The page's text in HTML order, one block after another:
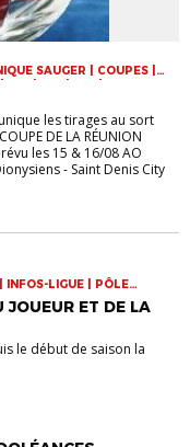
SAUGER | COUPES |
| U15 | U17 | VIE DES
les tirages au sort
DE LA RÉUNION
les 15 & 16/08 AO
- Saint Denis City
INFOS-LIGUE | PÔLE
JOUEUR ET DE LA
le début de saison la